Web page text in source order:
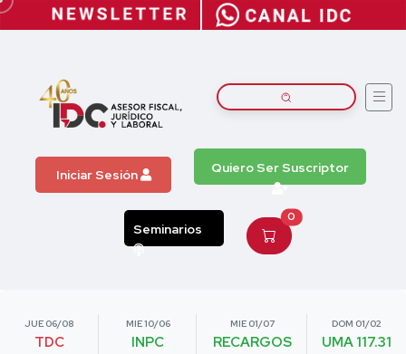
Iniciar Sesión Quiero Ser Suscriptor
Seminarios
0
JUE 06/08
TDC
MIE 10/06
INPC
MIE 01/07
RECARGOS
DOM 01/02
UMA 117.31